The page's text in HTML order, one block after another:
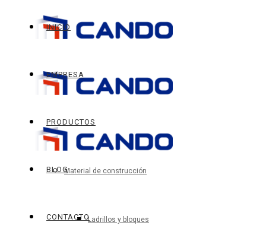
INICIO
EMPRESA
PRODUCTOS
Material de construcción
Ladrillos y bloques
BLOG
CONTACTO